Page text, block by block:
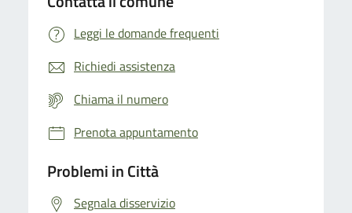
Leggi le domande frequenti
Richiedi assistenza
Chiama il numero
Prenota appuntamento
Problemi in Città
Segnala disservizio